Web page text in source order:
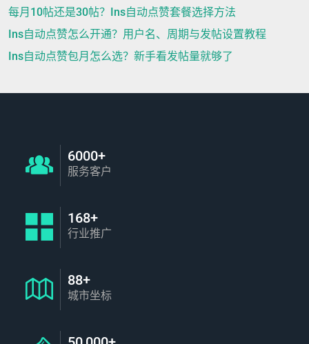
每月10帖还是30帖？Ins自动点赞套餐选择方法
Ins自动点赞怎么开通？用户名、周期与发帖设置教程
Ins自动点赞包月怎么选？新手看发帖量就够了
6000+
服务客户
168+
行业推广
88+
城市坐标